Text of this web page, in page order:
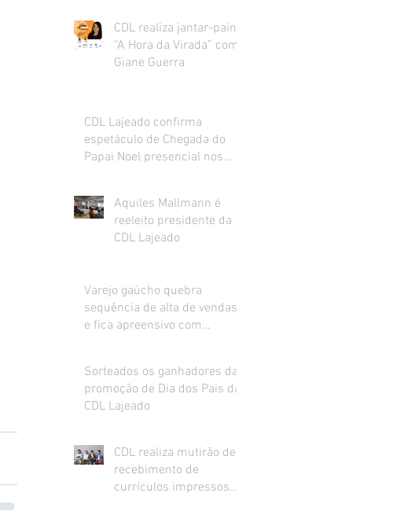
CDL realiza jantar-painel
“A Hora da Virada” com
Giane Guerra
CDL Lajeado confirma
espetáculo de Chegada do
Papai Noel presencial nos
Aquiles Mallmann é
reeleito presidente da
CDL Lajeado
Varejo gaúcho quebra
sequência de alta de vendas
e fica apreensivo com
Sorteados os ganhadores da
promoção de Dia dos Pais da
CDL Lajeado
CDL realiza mutirão de
recebimento de
currículos impressos